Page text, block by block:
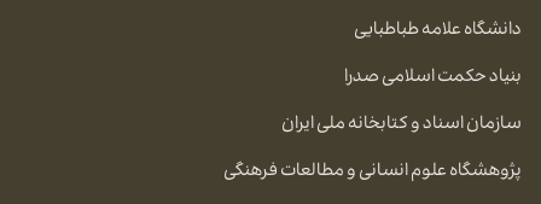
دانشگاه علامه طباطبایی
بنیاد حکمت اسلامی صدرا
سازمان اسناد و کتابخانه ملی ایران
پژوهشگاه علوم انسانی و مطالعات فرهنگی